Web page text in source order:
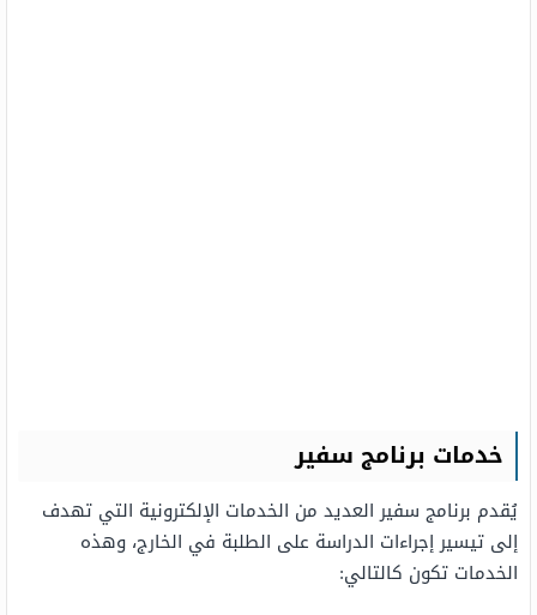
خدمات برنامج سفير
يُقدم برنامج سفير العديد من الخدمات الإلكترونية التي تهدف
إلى تيسير إجراءات الدراسة على الطلبة في الخارج، وهذه
الخدمات تكون كالتالي: